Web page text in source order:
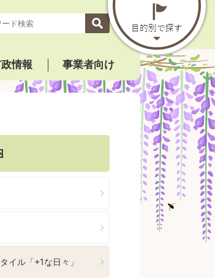
情報 事業者向け
イル「+1な日々」